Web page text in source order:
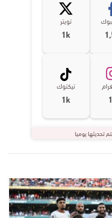
تويتر
1k
تيكتوك
1k
تحديثها يوميا